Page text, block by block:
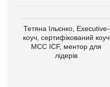
Тетяна Ільєнко, Executive-
коуч, сертифікований коуч
МСС ICF, ментор для
лідерів